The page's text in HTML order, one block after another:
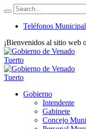
Teléfonos
¡Bienvenidos al sitio web
Gobierno
Intendente
Gabinete
Concejo